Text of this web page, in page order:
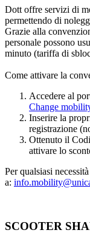
Dott offre servizi di
permettendo di
Grazie alla
personale possono
minuto (tariffa di
Come attivare la
Accedere al
Change
Inserire la
registrazione
Ottenuto il
attivare lo
Per qualsiasi
a:
SCOOTER